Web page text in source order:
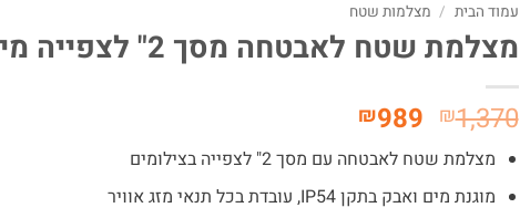
עמוד הבית / מצלמות שטח
מצלמת שטח לאבטחה מסך 2" לצפייה מיידית S07
₪1,370 המחיר
המקורי
היה:
₪1,370.
₪989 המחיר
הנוכחי
הוא:
₪989.
מצלמת שטח לאבטחה עם מסך 2" לצפייה בצילומים
מוגנת מים ואבק בתקן IP54, עובדת בכל תנאי מזג אוויר